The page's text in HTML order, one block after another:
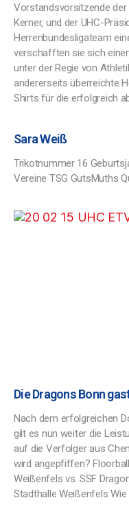
Vorstandsvorsitzende der
Kerner, und der UHC-
Herrenbundesligateam
verschafften sie sich
unter der Regie von
andererseits überreichte
Shirts für die erfolgreich
Sara Weiß
Trikotnummer 16
Vereine TSG GutsMuths
Die Dragons Bonn
Nach dem erfolgreichen
gilt es nun weiter die
auf die Verfolger aus
wird angepfiffen?
Weißenfels vs. SSF
Stadthalle Weißenfels